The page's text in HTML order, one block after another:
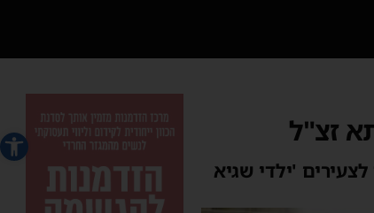
פתח זצ"ל
'ילדי שגיא